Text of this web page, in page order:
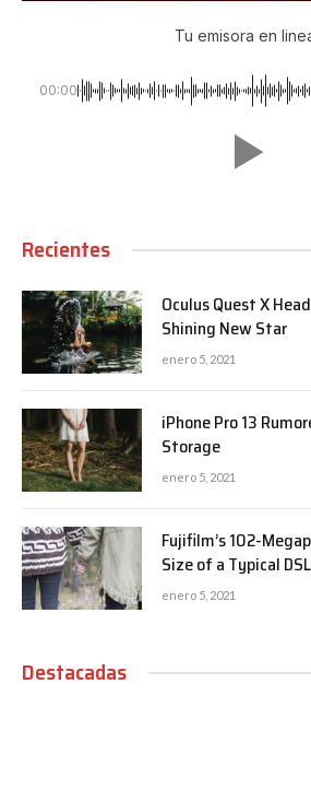
Tu emisora en
00:00
Recientes
Oculus Quest X
Shining New Star
enero 5, 2021
iPhone Pro 13
Storage
enero 5, 2021
Fujifilm’s 102-
Size of a Typical
enero 5, 2021
Destacadas